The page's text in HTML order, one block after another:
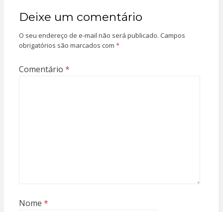
Deixe um comentário
O seu endereço de e-mail não será publicado. Campos
obrigatórios são marcados com *
Comentário *
Nome *